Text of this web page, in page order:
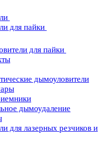
для пайки
для пайки
дымоуловители
дымоудаление
для лазерных резчиков и